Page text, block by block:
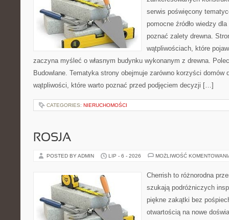
serwis poświęcony
pomocne źródło wiedzy
poznać zalety drewna.
wątpliwościach, które
zaczyna myśleć o własnym budynku wykonanym z drewna.
Budowlane. Tematyka strony obejmuje zarówno korzyści domów
wątpliwości, które warto poznać przed podjęciem decyzji […]
CATEGORIES: NIERUCHOMOŚCI
ROSJA
POSTED BY ADMIN LIP - 6 - 2026 MOŻLIWOŚĆ
Cherrish to różnorodna
szukają podróżniczych
piękne zakątki bez
otwartością na nowe